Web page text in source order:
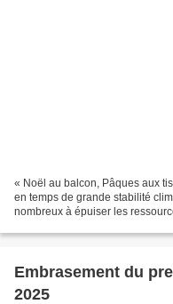
« Noël au balcon, Pâques aux
en temps de grande stabilité
nombreux à épuiser les
Embrasement du
2025